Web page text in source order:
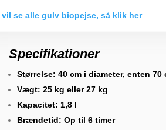
vil se alle gulv biopejse, så klik her
Specifikationer
Størrelse: 40 cm i diameter, enten 70
Vægt: 25 kg eller 27 kg
Kapacitet: 1,8 l
Brændetid: Op til 6 timer